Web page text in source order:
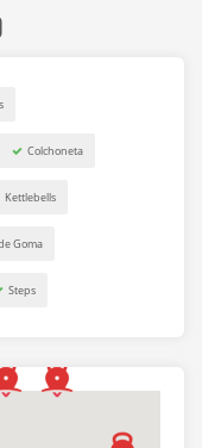
Colchoneta
Kettlebells
Goma
Steps